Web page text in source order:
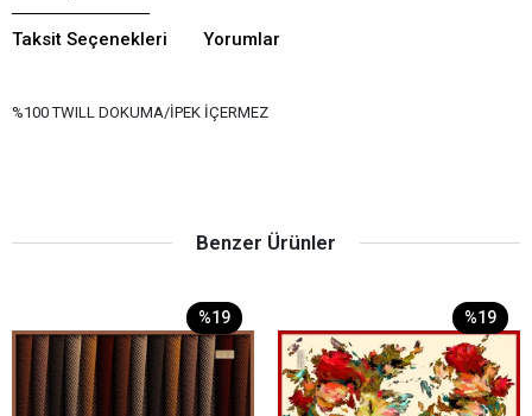
Taksit Seçenekleri Yorumlar
%100 TWILL DOKUMA/İPEK İÇERMEZ
Benzer Ürünler
%19 %19